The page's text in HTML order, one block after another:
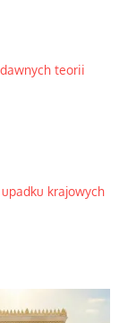
teorii
krajowych